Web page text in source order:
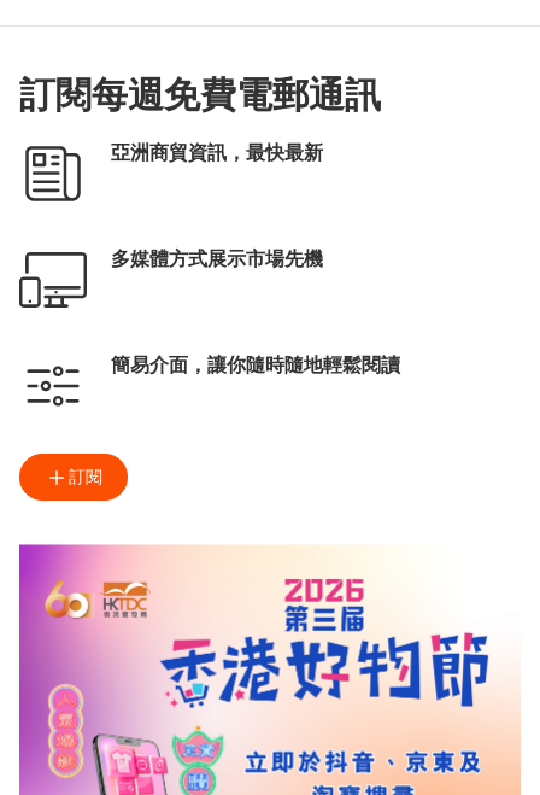
訂閱每週免費電郵通訊
亞洲商貿資訊，最快最新
多媒體方式展示市場先機
簡易介面，讓你隨時隨地輕鬆閱讀
訂閱